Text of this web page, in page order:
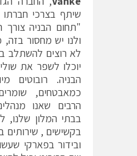
שיתף בצרכי חברתו
"תחום הבניה צורך
ולנו יש מחסור בזה,
לא רוצים להשתלב
יוכלו לשפר את
הבניה. רובוטים
כמאבטחים,
הרבים שאנו
בבתי המלון שלנו,
בקשישים , שירותים
ובידור בפארקי